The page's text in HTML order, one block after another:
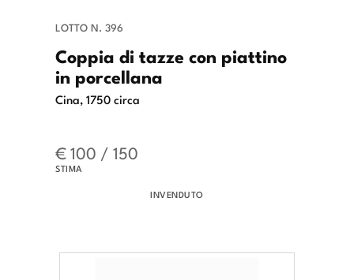
LOTTO N. 396
Coppia di tazze con piattino
in porcellana
Cina, 1750 circa
€ 100 / 150
STIMA
INVENDUTO